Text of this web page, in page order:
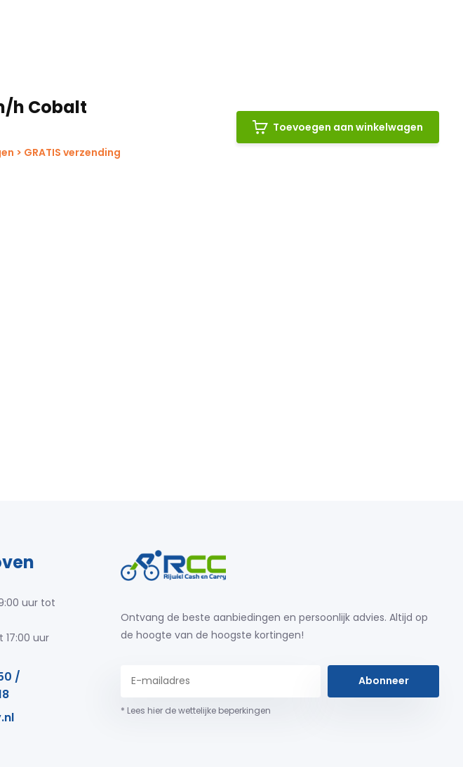
h Cobalt
> GRATIS verzending
Toevoegen aan winkelwagen
uur tot
uur
/
Ontvang de beste aanbiedingen en persoonlijk advies. Altijd op
de hoogte van de hoogste kortingen!
Abonneer
* Lees hier de wettelijke beperkingen